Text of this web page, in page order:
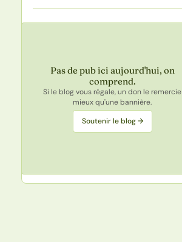
Pas de pub ici aujourd'hui, on
comprend.
Si le blog vous régale, un don le remercie
mieux qu'une bannière.
Soutenir le blog →